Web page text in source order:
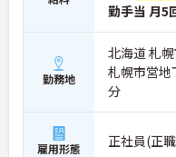
勤手当 月5
勤務地
北海道 札
札幌市営地
分
雇用形態 正社員(正